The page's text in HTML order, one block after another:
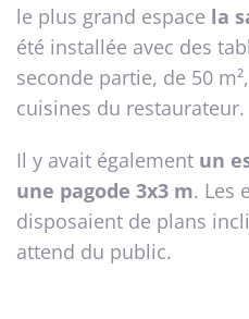
le plus grand espace la
été installée avec des
seconde partie, de 50
cuisines du restaurateur.
Il y avait également un
une pagode 3x3 m. Les
disposaient de plans
attend du public.